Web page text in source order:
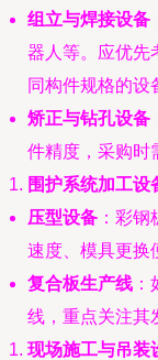
组立与焊接设备
器人等。应优先
同构件规格的设
矫正与钻孔设备
件精度，采购时
围护系统加工设
压型设备 ：彩
速度、模具更换
复合板生产线
线，重点关注其
现场施工与吊装